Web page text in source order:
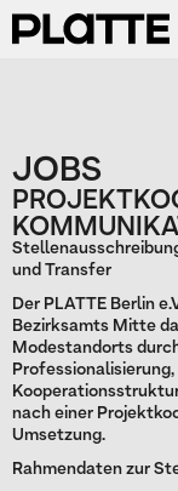
JOBS
und Transfer
Der PLATTE Berlin
Bezirksamts Mitte
Modestandorts
nach einer
Umsetzung.
Rahmendaten zur